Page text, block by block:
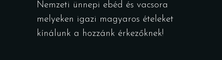
Nemzeti ünnepi ebéd és vacsora
melyeken igazi magyaros ételeket
kínálunk a hozzánk érkezőknek!